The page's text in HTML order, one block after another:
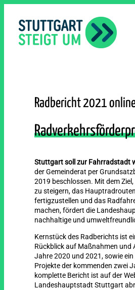
Radbericht 2021
Stuttgart soll zur Fahrradstadt
der Gemeinderat per
2019 beschlossen. Mit dem
zu steigern, das
fertigzustellen und das
machen, fördert die
nachhaltige und
Kernstück des Radberichts ist
Rückblick auf Maßnahmen und
Jahre 2020 und 2021, sowie
Projekte der kommenden zwei
komplette Bericht ist auf der
Landeshauptstadt Stuttgart